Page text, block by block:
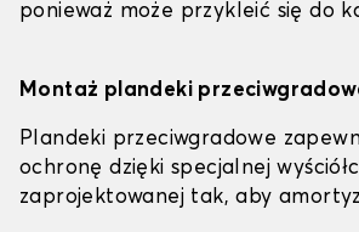
ponieważ może przykleić się do
Montaż plandeki
Plandeki przeciwgradowe
ochronę dzięki specjalnej
zaprojektowanej tak, aby